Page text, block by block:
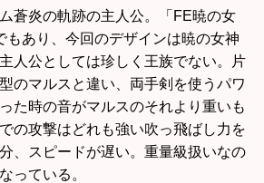
蒼炎の軌跡の主人公。「FE暁の女
もあり、今回のデザインは暁の女神
人公としては珍しく王族でない。片
のマルスと違い、両手剣を使うパワ
た時の音がマルスのそれより重いも
の攻撃はどれも強い吹っ飛ばし力を
、スピードが遅い。重量級扱いなの
っている。